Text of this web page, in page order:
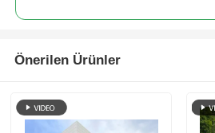
Önerilen Ürünler